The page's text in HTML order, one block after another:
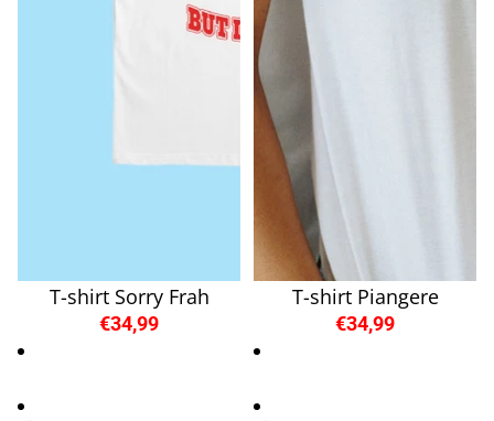
T-shirt Sorry Frah
€34,99
T-shirt Piangere
€34,99